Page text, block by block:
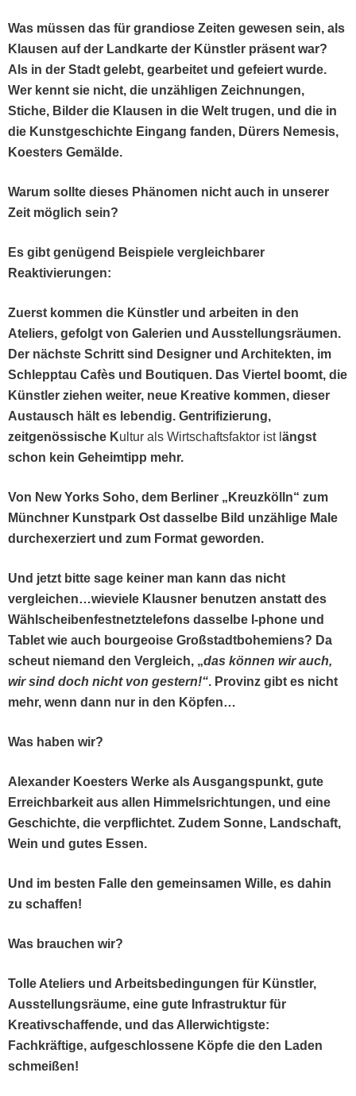
Was müssen das für grandiose Zeit­en gewe­sen sein, als
Klausen auf der Land­karte der Kün­stler präsent war?
Als in der Stadt gelebt, gear­beit­et und gefeiert wurde.
Wer ken­nt sie nicht, die unzäh­li­gen Zeich­nun­gen,
Stiche, Bilder die Klausen in die Welt tru­gen, und die in
die Kun­st­geschichte Ein­gang fan­den, Dür­ers Neme­sis,
Koesters Gemälde.
Warum sollte dieses Phänomen nicht auch in unser­er
Zeit möglich sein?
Es gibt genü­gend Beispiele ver­gle­ich­bar­er
Reaktivierungen:
Zuerst kom­men die Kün­stler und arbeit­en in den
Ate­liers, gefol­gt von Gale­rien und Ausstel­lungsräu­men.
Der näch­ste Schritt sind Design­er und Architek­ten, im
Schlepp­tau Cafès und Bou­tiquen. Das Vier­tel boomt, die
Kün­stler ziehen weit­er, neue Kreative kom­men, dieser
Aus­tausch hält es lebendig. Gen­tri­fizierung,
zeit­genös­sis­che Kultur als Wirtschafts­fak­tor ist l ängst
schon kein Geheimtipp mehr.
Von New Yorks Soho, dem Berlin­er „Kreuzkölln“ zum
Münch­n­er Kun­st­park Ost das­selbe Bild unzäh­lige Male
durchex­erziert und zum For­mat geworden.
Und jet­zt bitte sage kein­er man kann das nicht
vergleichen…wieviele Klaus­ner benutzen anstatt des
Wählscheiben­fest­net­ztele­fons das­selbe I‑phone und
Tablet wie auch bour­geoise Großs­tadt­bo­hemiens? Da
scheut nie­mand den Ver­gle­ich, „das kön­nen wir auch,
wir sind doch nicht von gestern!“. Prov­inz gibt es nicht
mehr, wenn dann nur in den Köpfen…
Was haben wir?
Alexan­der Koesters Werke als Aus­gangspunkt, gute
Erre­ich­barkeit aus allen Him­mel­srich­tun­gen, und eine
Geschichte, die verpflichtet. Zudem Sonne, Land­schaft,
Wein und gutes Essen.
Und im besten Falle den gemein­samen Wille, es dahin
zu schaffen!
Was brauchen wir?
Tolle Ate­liers und Arbeits­be­din­gun­gen für Kün­stler,
Ausstel­lungsräume, eine gute Infra­struk­tur für
Kreativschaf­fende, und das Aller­wichtig­ste:
Fachkräftige, aufgeschlossene Köpfe die den Laden
schmeißen!